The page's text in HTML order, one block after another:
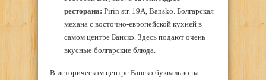
ресторана: Pirin str. 19A, Bansko. Болгарская
механа с восточно-европейской кухней в
самом центре Банско. Здесь подают очень
вкусные болгарские блюда.
В историческом центре Банско буквально на